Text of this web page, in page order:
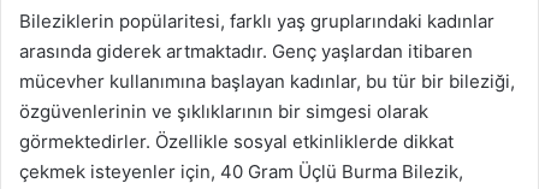
Bileziklerin popülaritesi, farklı yaş gruplarındaki kadınlar
arasında giderek artmaktadır. Genç yaşlardan itibaren
mücevher kullanımına başlayan kadınlar, bu tür bir bileziği,
özgüvenlerinin ve şıklıklarının bir simgesi olarak
görmektedirler. Özellikle sosyal etkinliklerde dikkat
çekmek isteyenler için, 40 Gram Üçlü Burma Bilezik,